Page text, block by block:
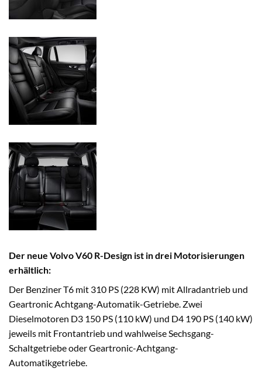
Der neue Volvo V60 R-Design ist in drei Motorisierungen
erhältlich:
Der Benziner T6 mit 310 PS (228 KW) mit Allradantrieb und
Geartronic Achtgang-Automatik-Getriebe. Zwei
Dieselmotoren D3 150 PS (110 kW) und D4 190 PS (140 kW)
jeweils mit Frontantrieb und wahlweise Sechsgang-
Schaltgetriebe oder Geartronic-Achtgang-
Automatikgetriebe.